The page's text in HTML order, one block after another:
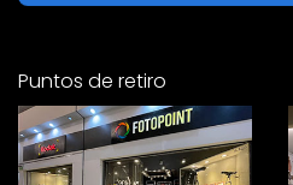
Puntos de retiro